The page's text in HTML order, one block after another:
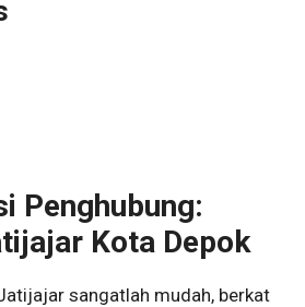
Penghubung:
Kota Depok
sangatlah mudah, berkat